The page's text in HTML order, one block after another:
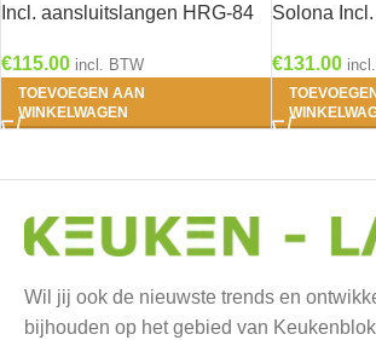
Incl. aansluitslangen HRG-84
€115.00 incl. BTW
TOEVOEGEN AAN
WINKELWAGEN
Solona
€131.00
Wil jij ook de nieuwste trends en
bijhouden op het gebied van